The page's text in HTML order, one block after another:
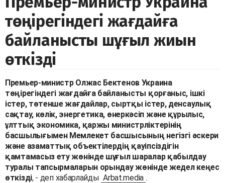
төңірегіндегі жағдайға
байланысты шұғыл жиын
өткізді
Премьер-министр Олжас Бектенов Украина
төңірегіндегі жағдайға байланысты қорғаныс, ішкі
істер, төтенше жағдайлар, сыртқы істер, денсаулық
сақтау, көлік, энергетика, өнеркәсіп және құрылыс,
ұлттық экономика, қаржы министрліктерінің
басшылығымен Мемлекет басшысының негізгі әскери
және азаматтық объектілердің қауіпсіздігін
қамтамасыз ету жөнінде шұғыл шаралар қабылдау
туралы тапсырмаларын орындау жөнінде жедел кеңес
өткізді, - деп хабарлайды Arbat.media .